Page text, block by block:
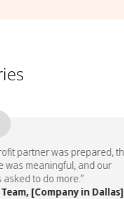
partner was prepared,
was meaningful, and our
to do more.”
[Company in Dallas]